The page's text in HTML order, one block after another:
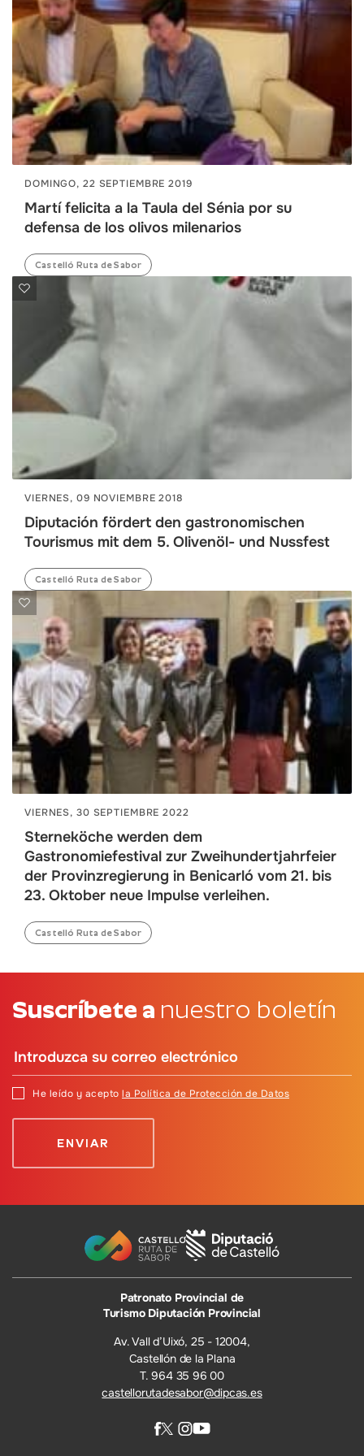
DOMINGO, 22 SEPTIEMBRE 2019
Martí felicita a la Taula del Sénia por su
defensa de los olivos milenarios
Castelló Ruta de Sabor
VIERNES, 09 NOVIEMBRE 2018
Diputación fördert den gastronomischen
Tourismus mit dem 5. Olivenöl- und Nussfest
Castelló Ruta de Sabor
VIERNES, 30 SEPTIEMBRE 2022
Sterneköche werden dem
Gastronomiefestival zur Zweihundertjahrfeier
der Provinzregierung in Benicarló vom 21. bis
23. Oktober neue Impulse verleihen.
Castelló Ruta de Sabor
Suscríbete a nuestro boletín
He leído y acepto la Política de Protección de Datos
Patronato Provincial de
Turismo Diputación Provincial
Av. Vall d’Uixó, 25 - 12004,
Castellón de la Plana
T. 964 35 96 00
castellorutadesabor@dipcas.es